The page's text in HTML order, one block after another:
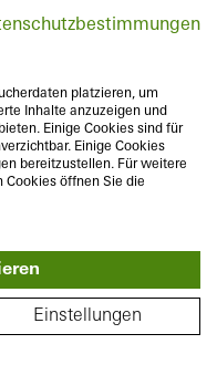
puristische
– Die
langlebigen
an
Farbvielfalt
platzieren, um
Inhalte anzuzeigen und
Einige Cookies sind für
Einige Cookies
bereitzustellen. Für weitere
Cookies öffnen Sie die
Einstellungen